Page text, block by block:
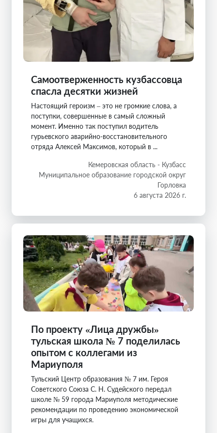
Самоотверженность кузбассовца
спасла десятки жизней
Настоящий героизм – это не громкие слова, а
поступки, совершенные в самый сложный
момент. Именно так поступил водитель
гурьевского аварийно-восстановительного
отряда Алексей Максимов, который в ...
Кемеровская область - Кузбасс
Муниципальное образование городской округ
Горловка
6 августа 2026 г.
По проекту «Лица дружбы»
тульская школа № 7 поделилась
опытом с коллегами из
Мариуполя
Тульский Центр образования № 7 им. Героя
Советского Союза С. Н. Судейского передал
школе № 59 города Мариуполя методические
рекомендации по проведению экономической
игры для учащихся.